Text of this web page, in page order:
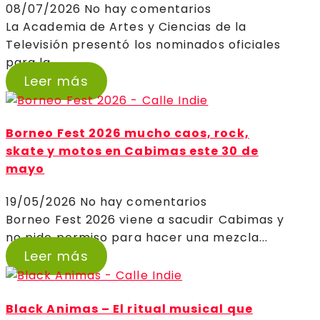
08/07/2026 No hay comentarios
La Academia de Artes y Ciencias de la
Televisión presentó los nominados oficiales
para la...
Leer más
Borneo Fest 2026 mucho caos, rock,
skate y motos en Cabimas este 30 de
mayo
19/05/2026 No hay comentarios
Borneo Fest 2026 viene a sacudir Cabimas y
no pide permiso para hacer una mezcla...
Leer más
Black Animas – El ritual musical que